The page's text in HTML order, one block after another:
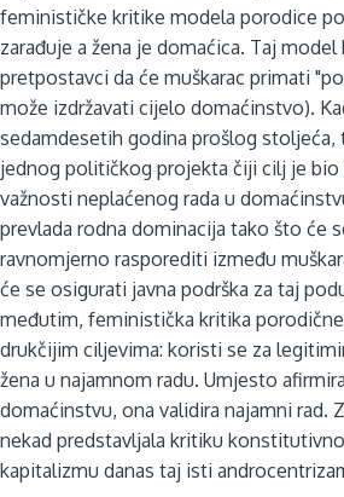
feminističke kritike modela porodice
zarađuje a žena je domaćica. Taj
pretpostavci da će muškarac primati
može izdržavati cijelo domaćinstvo).
sedamdesetih godina prošlog stoljeća,
jednog političkog projekta čiji cilj je bio
važnosti neplaćenog rada u
prevlada rodna dominacija tako što će
ravnomjerno rasporediti između
će se osigurati javna podrška za taj
međutim, feministička kritika
drukčijim ciljevima: koristi se za
žena u najamnom radu. Umjesto
domaćinstvu, ona validira najamni rad.
nekad predstavljala kritiku
kapitalizmu danas taj isti